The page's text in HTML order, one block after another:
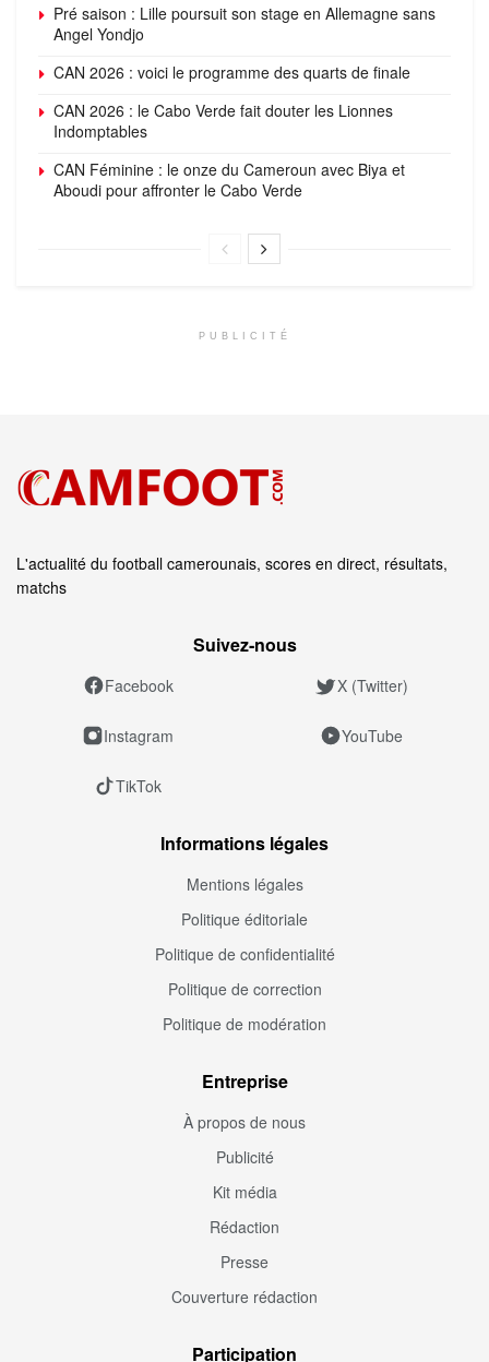
Pré saison : Lille poursuit son stage en Allemagne sans
Angel Yondjo
CAN 2026 : voici le programme des quarts de finale
CAN 2026 : le Cabo Verde fait douter les Lionnes
Indomptables
CAN Féminine : le onze du Cameroun avec Biya et
Aboudi pour affronter le Cabo Verde
PUBLICITÉ
L'actualité du football camerounais, scores en direct, résultats,
matchs
Suivez‑nous
Facebook X (Twitter)
Instagram YouTube
TikTok
Informations légales
Mentions légales
Politique éditoriale
Politique de confidentialité
Politique de correction
Politique de modération
Entreprise
À propos de nous
Publicité
Kit média
Rédaction
Presse
Couverture rédaction
Participation